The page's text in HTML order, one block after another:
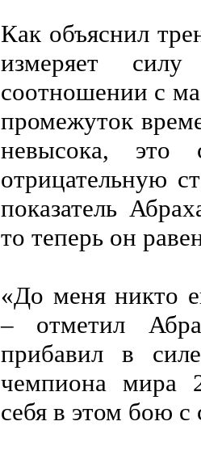
Как объяснил
измеряет
соотношении с
промежуток
невысока, это
отрицательную
показатель
то теперь он
«До меня никто
– отметил
прибавил в
чемпиона мира
себя в этом бою